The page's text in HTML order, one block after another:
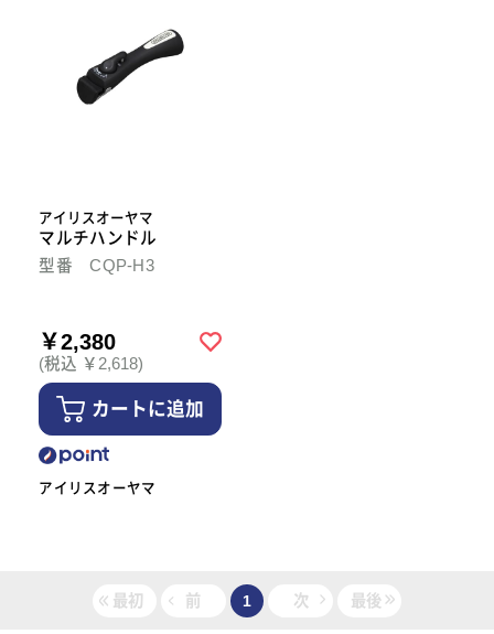
アイリスオーヤマ
マルチハンドル
型番 CQP-H3
￥2,380
(税込 ￥2,618)
カートに追加
アイリスオーヤマ
最初 前 1 次 最後